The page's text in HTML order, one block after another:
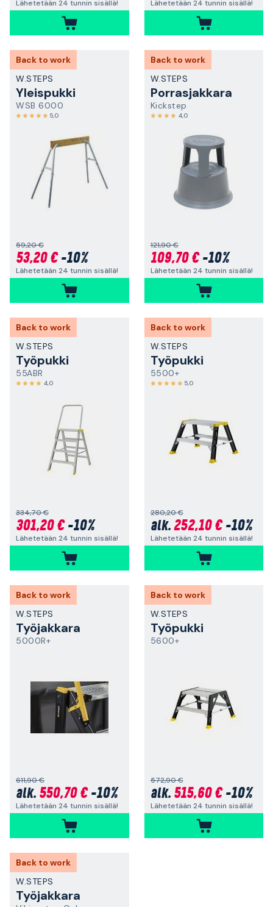
Lähetetään 24 tunnin sisällä! Lähetetään 24 tunnin sisällä!
Back to work
W.STEPS
Yleispukki
WSB 6000
5,0
59,20 €
53,20 €-10%
Lähetetään 24 tunnin sisällä!
Back to work
W.STEPS
Porrasjakkara
Kickstep
4,0
121,90 €
109,70 €-10%
Lähetetään 24 tunnin sisällä!
Back to work
W.STEPS
Työpukki
55ABR
4,0
334,70 €
301,20 €-10%
Lähetetään 24 tunnin sisällä!
Back to work
W.STEPS
Työpukki
5500+
5,0
280,20 €
alk. 252,10 €-10%
Lähetetään 24 tunnin sisällä!
Back to work
W.STEPS
Työjakkara
5000R+
611,90 €
alk. 550,70 €-10%
Lähetetään 24 tunnin sisällä!
Back to work
W.STEPS
Työpukki
5600+
572,90 €
alk. 515,60 €-10%
Lähetetään 24 tunnin sisällä!
Back to work
W.STEPS
Työjakkara